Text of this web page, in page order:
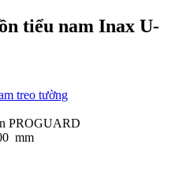
tiểu nam Inax U-
treo tường
PROGUARD
mm